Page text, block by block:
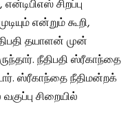
சிறப்பு
என்றும் கூறி,
தயாளன் முன்
நீதிபதி ஸ்ரீகாந்தை
ஸ்ரீகாந்தை நீதிமன்றக்
சிறையில்